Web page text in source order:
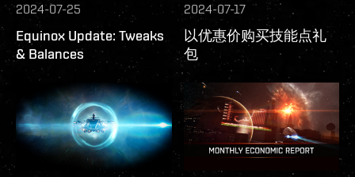
2024-07-25
Equinox Update: Tweaks
& Balances
2024-07-17
以优惠价购买技能点礼
包